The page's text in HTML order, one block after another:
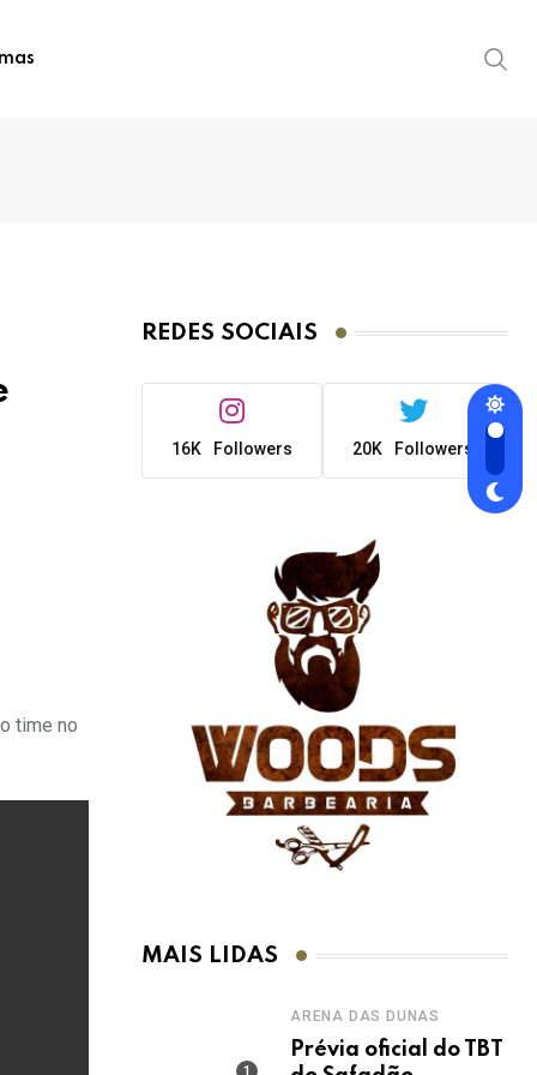
time no
REDES SOCIAIS
16K Followers 20K Followers
MAIS LIDAS
ARENA DAS DUNAS
Prévia oficial do TBT